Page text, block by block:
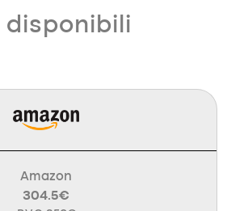
disponibili
Amazon
304.5€